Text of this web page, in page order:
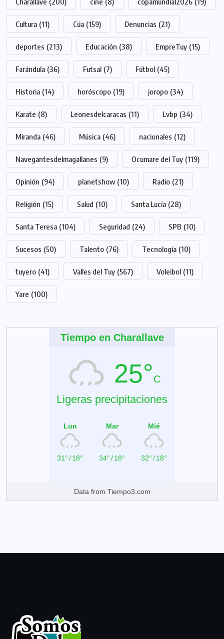
Cultura (11) Cúa (159) Denuncias (21)
deportes (213) Educación (38) EmpreTuy (15)
Farándula (36) Futsal (7) Fútbol (45)
Historia (14) horóscopo (19) joropo (34)
Karate (8) Leonesdelcaracas (11) Lvbp (34)
Miranda (46) Música (46) nacionales (12)
Navegantesdelmagallanes (9) Ocumare del Tuy (119)
Opinión (94) planetshow (10) Radio (21)
Religión (15) Salud (10) Santa Lucía (28)
Santa Teresa (104) Seguridad (24) SPB (10)
Sucesos (50) Talento (76) Tecnología (10)
tuyero (41) Valles del Tuy (567) Voleibol (11)
Yare (100)
Tiempo en Charallave
25°C
Ligeras precipitaciones
Lun
31°/18°
Mar
34°/18°
Mié
32°/18°
Data from Tiempo3.com